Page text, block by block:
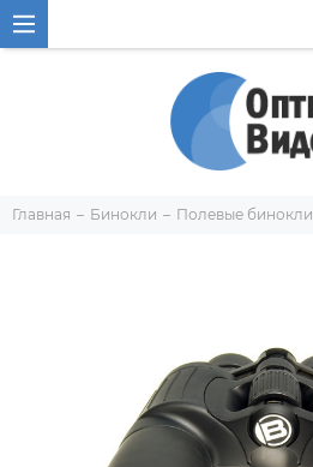
Главная Бинокли Полевые бинокли